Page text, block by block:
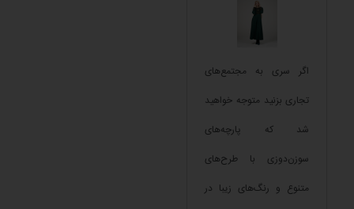
اگر سری به مجتمع‌های
تجاری‌ بزنید متوجه خواهید
شد که پارچه‌های
سوزن‌دوزی با طرح‌های
متنوع و رنگ‌های زیبا در